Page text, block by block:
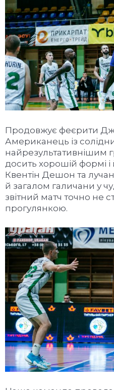
Продовжує феєрити
Американець із
найрезультативнішим
досить хорошій формі і
Квентін Дешон та
й загалом галичани у
звітний матч точно не
прогулянкою.